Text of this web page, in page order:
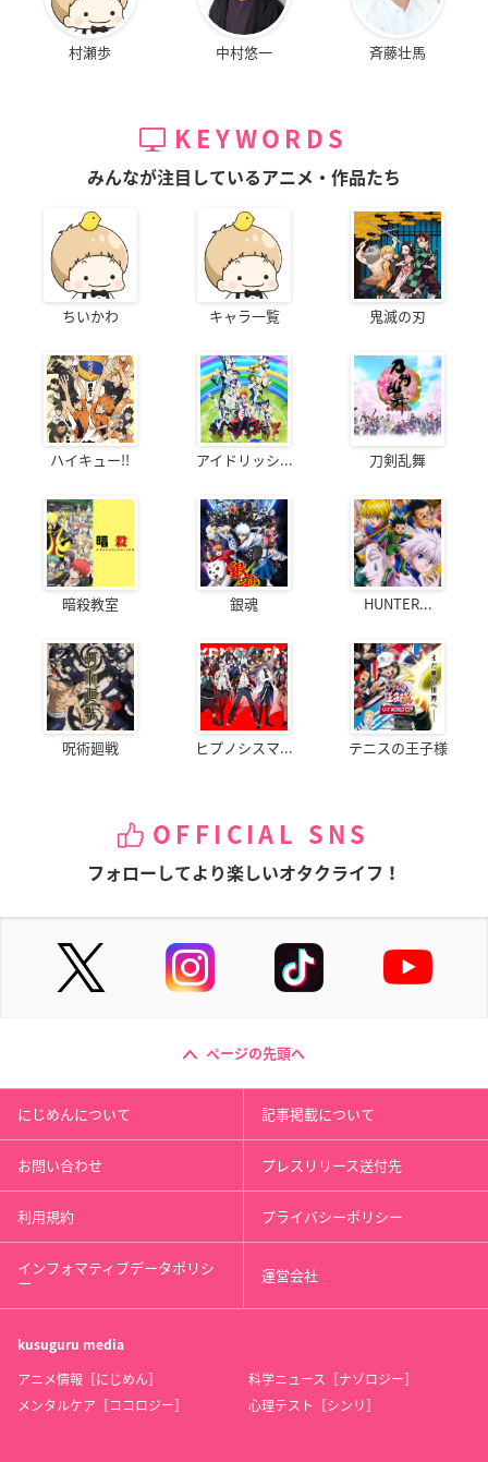
村瀬歩 中村悠一 斉藤壮馬
KEYWORDS
みんなが注目しているアニメ・作品たち
ちいかわ キャラ一覧 鬼滅の刃
ハイキュー!! アイドリッシ... 刀剣乱舞
暗殺教室 銀魂 HUNTER...
呪術廻戦 ヒプノシスマ... テニスの王子様
OFFICIAL SNS
フォローしてより楽しいオタクライフ！
ページの先頭へ
にじめんについて 記事掲載について
お問い合わせ プレスリリース送付先
利用規約 プライバシーポリシー
インフォマティブデータポリシ
ー 運営会社
kusuguru media
アニメ情報［にじめん］
科学ニュース［ナゾロジー］
メンタルケア［ココロジー］
心理テスト［シンリ］